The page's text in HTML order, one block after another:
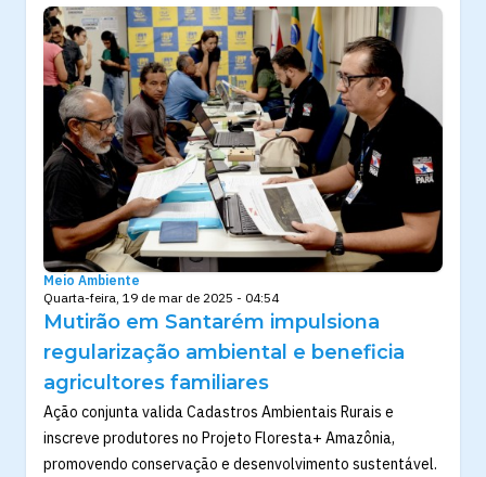
Meio Ambiente
Quarta-feira, 19 de mar de 2025 - 04:54
Mutirão em Santarém impulsiona
regularização ambiental e beneficia
agricultores familiares
Ação conjunta valida Cadastros Ambientais Rurais e
inscreve produtores no Projeto Floresta+ Amazônia,
promovendo conservação e desenvolvimento sustentável.